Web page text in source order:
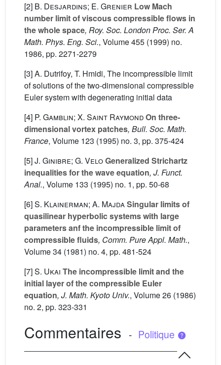
[2] B. Desjardins; E. Grenier Low Mach
number limit of viscous compressible flows in
the whole space, Roy. Soc. London Proc. Ser. A
Math. Phys. Eng. Sci., Volume 455 (1999) no.
1986, pp. 2271-2279
[3] A. Dutrifoy, T. Hmidi, The incompressible limit
of solutions of the two-dimensional compressible
Euler system with degenerating initial data
[4] P. Gamblin; X. Saint RaymondOn three-
dimensional vortex patches, Bull. Soc. Math.
France, Volume 123 (1995) no. 3, pp. 375-424
[5]J. Ginibre; G. VeloGeneralized Strichartz
inequalities for the wave equation, J. Funct.
Anal., Volume 133 (1995) no. 1, pp. 50-68
[6]S. Klainerman; A. MajdaSingular limits of
quasilinear hyperbolic systems with large
parameters anf the incompressible limit of
compressible fluids, Comm. Pure Appl. Math.,
Volume 34 (1981) no. 4, pp. 481-524
[7]S. Ukai The incompressible limit and the
initial layer of the compressible Euler
equation, J. Math. Kyoto Univ., Volume 26 (1986)
no. 2, pp. 323-331
Commentaires - Politique